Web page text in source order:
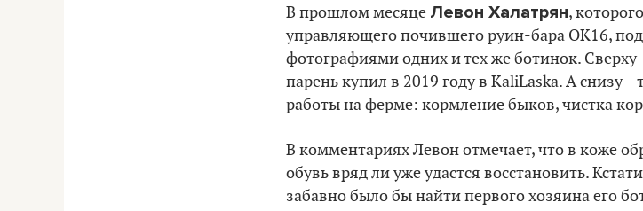
В прошлом месяце Левон Халатрян,
управляющего почившего руин-бара ОК16,
фотографиями одних и тех же ботинок. Сверху
парень купил в 2019 году в KaliLaska. А снизу –
работы на ферме: кормление быков, чистка
В комментариях Левон отмечает, что в коже
обувь вряд ли уже удастся восстановить.
забавно было бы найти первого хозяина его